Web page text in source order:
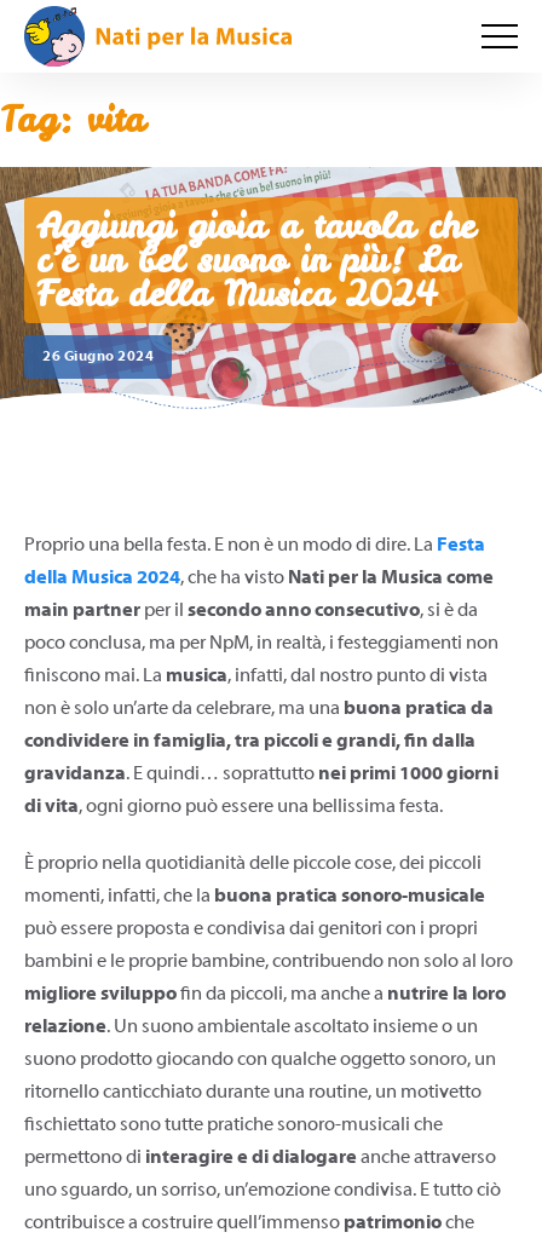
Tag: vita
Aggiungi gioia a tavola che
c’è un bel suono in più! La
Festa della Musica 2024
26 Giugno 2024
Proprio una bella festa. E non è un modo di dire. La Festa
della Musica 2024, che ha visto Nati per la Musica come
main partner per il secondo anno consecutivo, si è da
poco conclusa, ma per NpM, in realtà, i festeggiamenti non
finiscono mai. La musica, infatti, dal nostro punto di vista
non è solo un’arte da celebrare, ma una buona pratica da
condividere in famiglia, tra piccoli e grandi, fin dalla
gravidanza. E quindi… soprattutto nei primi 1000 giorni
di vita, ogni giorno può essere una bellissima festa.
È proprio nella quotidianità delle piccole cose, dei piccoli
momenti, infatti, che la buona pratica sonoro-musicale
può essere proposta e condivisa dai genitori con i propri
bambini e le proprie bambine, contribuendo non solo al loro
migliore sviluppofin da piccoli, ma anche a nutrire la loro
relazione. Un suono ambientale ascoltato insieme o un
suono prodotto giocando con qualche oggetto sonoro, un
ritornello canticchiato durante una routine, un motivetto
fischiettato sono tutte pratiche sonoro-musicali che
permettono di interagire e di dialogare anche attraverso
uno sguardo, un sorriso, un’emozione condivisa. E tutto ciò
contribuisce a costruire quell’immenso patrimonioche